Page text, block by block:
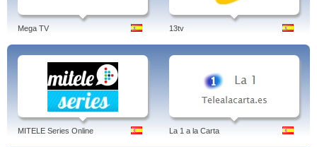
Mega TV 13tv
MITELE Series Online La 1 a la Carta